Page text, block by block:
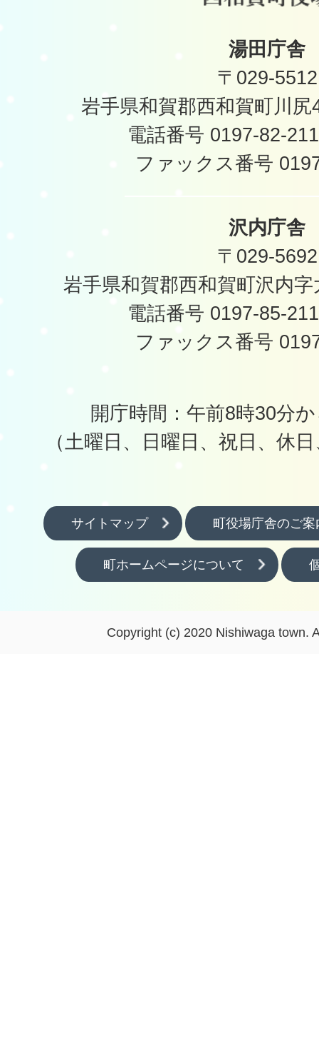
湯田庁舎
〒029-5512
岩手県和賀郡西和賀町川
電話番号 0197-82-
ファックス番号
沢内庁舎
〒029-5692
岩手県和賀郡西和賀町沢内
電話番号 0197-85-
ファックス番号
開庁時間：午前8時30分
（土曜日、日曜日、祝日、休
サイトマップ 町役場庁舎のご案
町ホームページについて
Copyright (c) 2020 Nishiwaga town.